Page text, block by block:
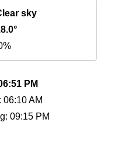
sky
PM
AM
09:15 PM